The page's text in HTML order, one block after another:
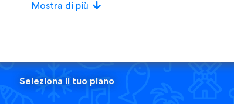
Mostra di più
Seleziona il tuo piano